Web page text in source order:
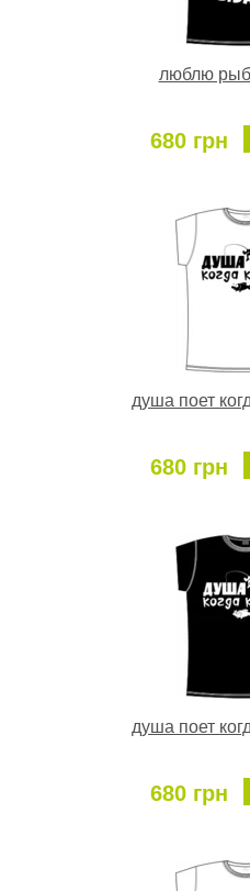
люблю
680 грн
душа поет
680 грн
душа поет
680 грн